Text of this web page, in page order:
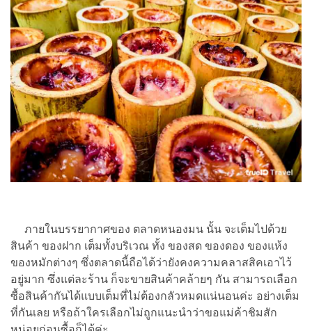
ภายในบรรยากาศของ ตลาดหนองมน นั้น จะเต็มไปด้วย
สินค้า ของฝาก เต็มทั้งบริเวณ ทั้ง ของสด ของดอง ของแห้ง
ของหมักต่างๆ ซึ่งตลาดนี้ถือได้ว่ายังคงความคลาสสิคเอาไว้
อยู่มาก ซึ่งแต่ละร้าน ก็จะขายสินค้าคล้ายๆ กัน สามารถเลือก
ซื้อสินค้ากันได้แบบเต็มที่ไม่ต้องกลัวหมดแน่นอนค่ะ อย่างเต็ม
ที่กันเลย หรือถ้าใครเลือกไม่ถูกแนะนำว่าขอแม่ค้าชิมสัก